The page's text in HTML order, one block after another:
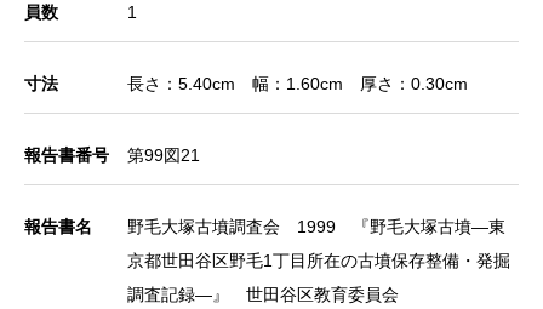
員数 1
寸法 長さ：5.40cm 幅：1.60cm 厚さ：0.30cm
報告書番号 第99図21
報告書名
野毛大塚古墳調査会 1999 『野毛大塚古墳―東
京都世田谷区野毛1丁目所在の古墳保存整備・発掘
調査記録―』 世田谷区教育委員会